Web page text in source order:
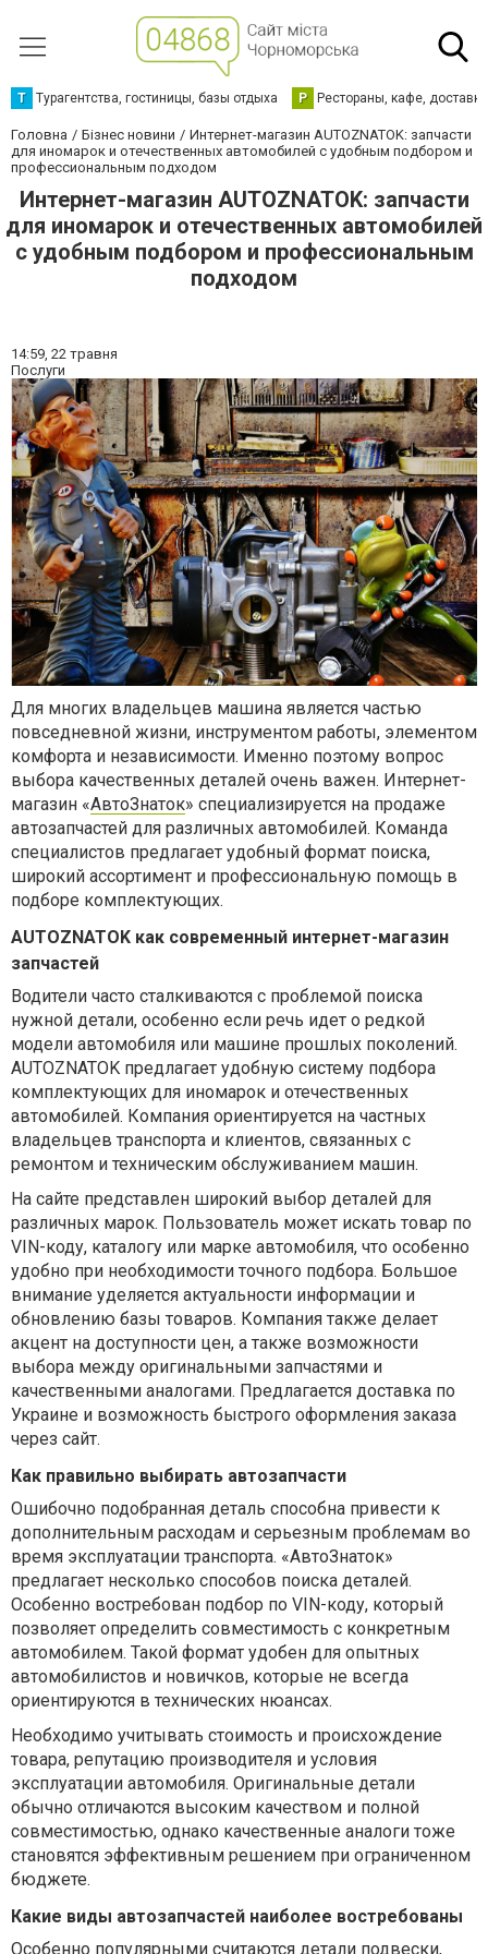
Т Турагентства, гостиницы, базы отдыха Р Рестораны, кафе,
Головна Бізнес новини
Интернет-магазин AUTOZNATOK: запчасти
для иномарок и отечественных автомобилей с удобным подбором и
профессиональным подходом
Интернет-магазин AUTOZNATOK: запчасти
для иномарок и отечественных автомобилей
с удобным подбором и профессиональным
подходом
14:59, 22 травня
Послуги
Для многих владельцев машина является частью
повседневной жизни, инструментом работы, элементом
комфорта и независимости. Именно поэтому вопрос
выбора качественных деталей очень важен. Интернет-
магазин «АвтоЗнаток» специализируется на продаже
автозапчастей для различных автомобилей. Команда
специалистов предлагает удобный формат поиска,
широкий ассортимент и профессиональную помощь в
подборе комплектующих.
AUTOZNATOK как современный интернет-магазин
запчастей
Водители часто сталкиваются с проблемой поиска
нужной детали, особенно если речь идет о редкой
модели автомобиля или машине прошлых поколений.
AUTOZNATOK предлагает удобную систему подбора
комплектующих для иномарок и отечественных
автомобилей. Компания ориентируется на частных
владельцев транспорта и клиентов, связанных с
ремонтом и техническим обслуживанием машин.
На сайте представлен широкий выбор деталей для
различных марок. Пользователь может искать товар по
VIN-коду, каталогу или марке автомобиля, что особенно
удобно при необходимости точного подбора. Большое
внимание уделяется актуальности информации и
обновлению базы товаров. Компания также делает
акцент на доступности цен, а также возможности
выбора между оригинальными запчастями и
качественными аналогами. Предлагается доставка по
Украине и возможность быстрого оформления заказа
через сайт.
Как правильно выбирать автозапчасти
Ошибочно подобранная деталь способна привести к
дополнительным расходам и серьезным проблемам во
время эксплуатации транспорта. «АвтоЗнаток»
предлагает несколько способов поиска деталей.
Особенно востребован подбор по VIN-коду, который
позволяет определить совместимость с конкретным
автомобилем. Такой формат удобен для опытных
автомобилистов и новичков, которые не всегда
ориентируются в технических нюансах.
Необходимо учитывать стоимость и происхождение
товара, репутацию производителя и условия
эксплуатации автомобиля. Оригинальные детали
обычно отличаются высоким качеством и полной
совместимостью, однако качественные аналоги тоже
становятся эффективным решением при ограниченном
бюджете.
Какие виды автозапчастей наиболее востребованы
Особенно популярными считаются детали подвески,